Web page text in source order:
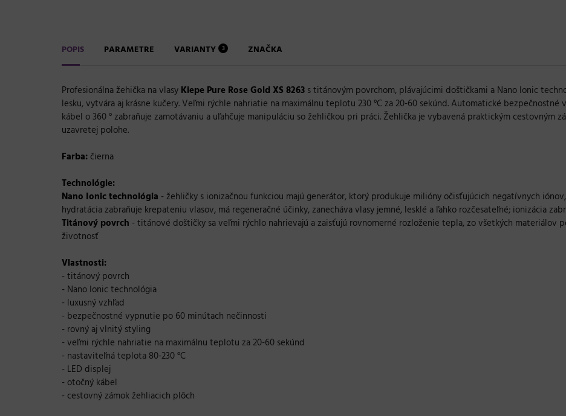
POPIS PARAMETRE VARIANTY 3 ZNAČKA
Profesionálna žehička na vlasy Kiepe Pure Rose Gold XS 8263 s titánovým povrchom, plávajúcimi doštičkami a Nano Ionic
lesku, vytvára aj krásne kučery. Veľmi rýchle nahriatie na maximálnu teplotu 230 °C za 20-60 sekúnd. Automatické
kábel o 360 ° zabraňuje zamotávaniu a uľahčuje manipuláciu so žehličkou pri práci. Žehlička je vybavená praktickým cestovným
uzavretej polohe.
Farba: čierna
Technológie:
Nano Ionic technológia - žehličky s ionizačnou funkciou majú generátor, ktorý produkuje milióny očisťujúcich negatívnych
hydratácia zabraňuje krepateniu vlasov, má regeneračné účinky, zanecháva vlasy jemné, lesklé a ľahko rozčesateľné; ionizácia
Titánový povrch - titánové doštičky sa veľmi rýchlo nahrievajú a zaisťujú rovnomerné rozloženie tepla, zo všetkých materiálov
životnosť
Vlastnosti:
- titánový povrch
- Nano Ionic technológia
- luxusný vzhľad
- bezpečnostné vypnutie po 60 minútach nečinnosti
- rovný aj vlnitý styling
- veľmi rýchle nahriatie na maximálnu teplotu za 20-60 sekúnd
- nastaviteľná teplota 80-230 °C
- LED displej
- otočný kábel
- cestovný zámok žehliacich plôch